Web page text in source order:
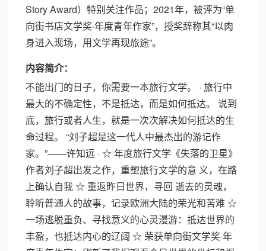
Story Award）特别关注作品；2021年，被评为“单
向街书店文学奖·年度青年作家”，授奖辞称其“以肉
身进入现场，用文学再现旅途”。
内容简介：
不能出门的日子，你需要一本旅行文学。 · 旅行中
最大的不确定性，不是抵达，而是如何抵达。 说到
底，旅行或者人生，就是一次次解决如何抵达的生
命过程。 “刘子超是这一代人中最杰出的游记作
家。”——许知远 · ☆ 年度旅行文学《失落的卫星》
作者刘子超出发之作，重塑旅行文学的意 义，在路
上确认自我 ☆ 重返昨日世界，寻回 逝去的灵魂，
聆听普通人的故事，记录欧洲大陆的荣光和苦难 ☆
一场逃脱重负、寻找意义的心灵漫游：抵达世界的
丰盈，也抵达内心的辽阔 ☆ 荣获单向街文学奖·年